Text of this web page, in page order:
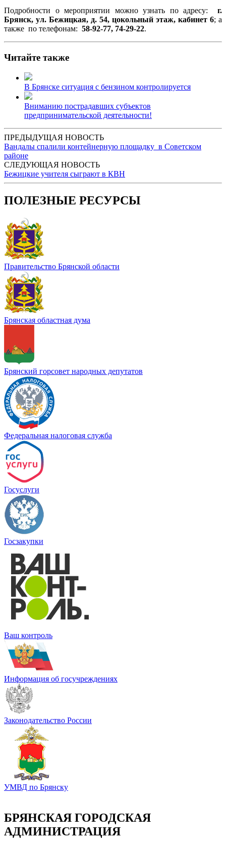
Подробности о мероприятии можно узнать по адресу: г.
Брянск, ул. Бежицкая, д. 54, цокольный этаж, кабинет 6; а
также по телефонам: 58-92-77, 74-29-22.
Читайте также
В Брянске ситуация с бензином контролируется
Вниманию пострадавших субъектов
предпринимательской деятельности!
ПРЕДЫДУЩАЯ НОВОСТЬ
Вандалы спалили контейнерную площадку в Советском
районе
СЛЕДУЮЩАЯ НОВОСТЬ
Бежицкие учителя сыграют в КВН
ПОЛЕЗНЫЕ РЕСУРСЫ
Правительство Брянской области
Брянская областная дума
Брянский горсовет народных депутатов
Федеральная налоговая служба
Госуслуги
Госзакупки
Ваш контроль
Информация об госучреждениях
Законодательство России
УМВД по Брянску
БРЯНСКАЯ ГОРОДСКАЯ
АДМИНИСТРАЦИЯ